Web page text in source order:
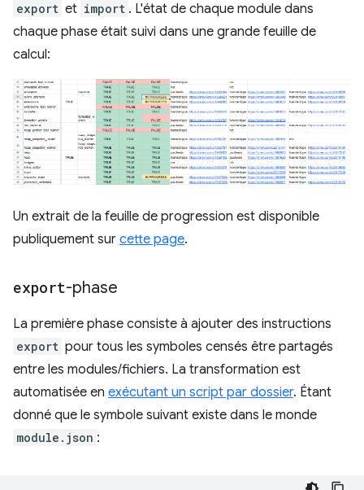
export et import . L'état de chaque module dans
chaque phase était suivi dans une grande feuille de
calcul:
Un extrait de la feuille de progression est disponible
publiquement sur cette page.
export-phase
La première phase consiste à ajouter des instructions
export pour tous les symboles censés être partagés
entre les modules/fichiers. La transformation est
automatisée en exécutant un script par dossier. Étant
donné que le symbole suivant existe dans le monde
module.json :